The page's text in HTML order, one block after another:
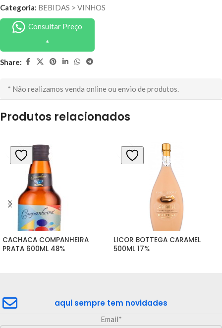
Categoria: BEBIDAS > VINHOS
Consultar Preço
Share:
* Não realizamos venda online ou envio de produtos.
Produtos relacionados
CACHACA COMPANHEIRA
PRATA 600ML 48%
LICOR BOTTEGA CARAMEL
500ML 17%
aqui sempre tem novidades
Email*